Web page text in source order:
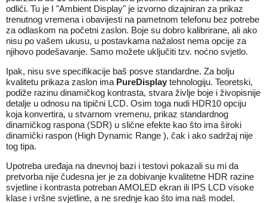
odliči. Tu je I "Ambient Display" je izvorno dizajniran za prikaz
trenutnog vremena i obavijesti na pametnom telefonu bez potrebe
za odlaskom na početni zaslon. Boje su dobro kalibrirane, ali ako
nisu po vašem ukusu, u postavkama nažalost nema opcije za
njihovo podešavanje. Samo možete uključiti tzv. noćno svjetlo.
Ipak, nisu sve specifikacije baš posve standardne. Za bolju
kvalitetu prikaza zaslon ima PureDisplay tehnologiju. Teoretski,
podiže razinu dinamičkog kontrasta, stvara življe boje i živopisnije
detalje u odnosu na tipični LCD. Osim toga nudi HDR10 opciju
koja konvertira, u stvarnom vremenu, prikaz standardnog
dinamičkog raspona (SDR) u slične efekte kao što ima široki
dinamički raspon (High Dynamic Range ), čak i ako sadržaj nije
tog tipa.
Upotreba uređaja na dnevnoj bazi i testovi pokazali su mi da
pretvorba nije čudesna jer je za dobivanje kvalitetne HDR razine
svjetline i kontrasta potreban AMOLED ekran ili IPS LCD visoke
klase i vršne svjetline, a ne srednje kao što ima naš model.